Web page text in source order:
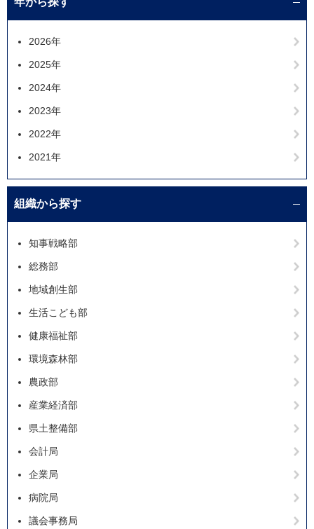
2026年
2025年
2024年
2023年
2022年
2021年
組織から探す
知事戦略部
総務部
地域創生部
生活こども部
健康福祉部
環境森林部
農政部
産業経済部
県土整備部
会計局
企業局
病院局
議会事務局